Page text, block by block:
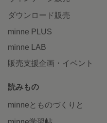
ダウンロード販売
minne PLUS
minne LAB
販売支援企画・イベント
読みもの
minneとものづくりと